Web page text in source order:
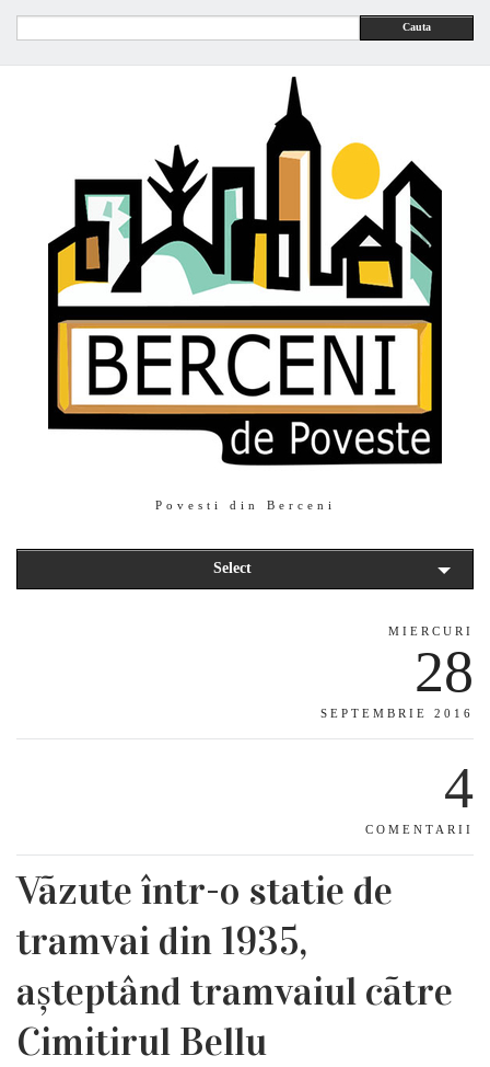
Cauta
Povesti din Berceni
Select
MIERCURI
28
SEPTEMBRIE 2016
4
COMENTARII
Vãzute într-o statie de
tramvai din 1935,
așteptând tramvaiul cãtre
Cimitirul Bellu